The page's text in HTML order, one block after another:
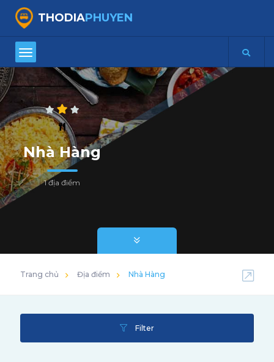
THODIAPHUYEN
Nhà Hàng
1 địa điểm
Trang chủ Địa điểm Nhà Hàng
Filter